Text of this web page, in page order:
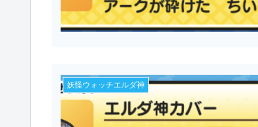
妖怪ウォッチエルダ神